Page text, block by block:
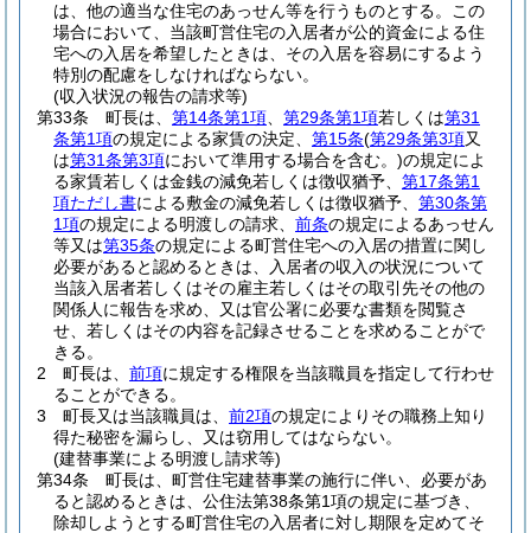
は、他の適当な住宅のあっせん等を行うものとする。
この
場合において、当該町営住宅の入居者が公的資金による住
宅への入居を希望したときは、その入居を容易にするよう
特別の配慮をしなければならない。
(収入状況の報告の請求等)
第33条
町長は、 第14条第1項 第29条第1項若しくは第31
条第1項の規定による家賃の決定、 第15条(第29条第3項又
は第31条第3項において準用する場合を含む。)の規定によ
る家賃若しくは金銭の減免若しくは徴収猶予、 第17条第1
項ただし書による敷金の減免若しくは徴収猶予、 第30条第
1項の規定による明渡しの請求、 前条の規定によるあっせん
等又は第35条の規定による町営住宅への入居の措置に関し
必要があると認めるときは、入居者の収入の状況について
当該入居者若しくはその雇主若しくはその取引先その他の
関係人に報告を求め、又は官公署に必要な書類を閲覧さ
せ、若しくはその内容を記録させることを求めることがで
きる。
2
町長は、 前項に規定する権限を当該職員を指定して行わせ
ることができる。
3
町長又は当該職員は、 前2項の規定によりその職務上知り
得た秘密を漏らし、又は窃用してはならない。
(建替事業による明渡し請求等)
第34条
町長は、町営住宅建替事業の施行に伴い、必要があ
ると認めるときは、公住法第38条第1項の規定に基づき、
除却しようとする町営住宅の入居者に対し期限を定めてそ